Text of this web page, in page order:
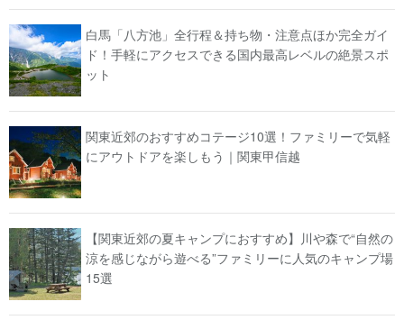
白馬「八方池」全行程＆持ち物・注意点ほか完全ガイ
ド！手軽にアクセスできる国内最高レベルの絶景スポ
ット
関東近郊のおすすめコテージ10選！ファミリーで気軽
にアウトドアを楽しもう｜関東甲信越
【関東近郊の夏キャンプにおすすめ】川や森で“自然の
涼を感じながら遊べる”ファミリーに人気のキャンプ場
15選